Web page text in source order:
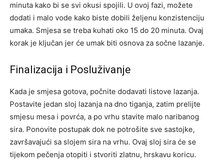
minuta kako bi se svi okusi spojili. U ovoj fazi, možete
dodati i malo vode kako biste dobili željenu konzistenciju
umaka. Smjesa se treba kuhati oko 15 do 20 minuta. Ovaj
korak je ključan jer će umak biti osnova za sočne lazanje.
Finalizacija i Posluživanje
Kada je smjesa gotova, počnite dodavati listove lazanja.
Postavite jedan sloj lazanja na dno tiganja, zatim prelijte
smjesu mesa i povrća, a po vrhu stavite malo naribanog
sira. Ponovite postupak dok ne potrošite sve sastojke,
završavajući sa slojem sira na vrhu. Ovaj sloj sira će se
tijekom pečenja otopiti i stvoriti zlatnu, hrskavu koricu.